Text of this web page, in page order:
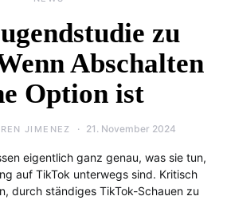
zu
Abschalten
Option ist
JIMENEZ 21. November 2024
eigentlich ganz genau, was sie tun,
auf TikTok unterwegs sind. Kritisch
durch ständiges TikTok-Schauen zu